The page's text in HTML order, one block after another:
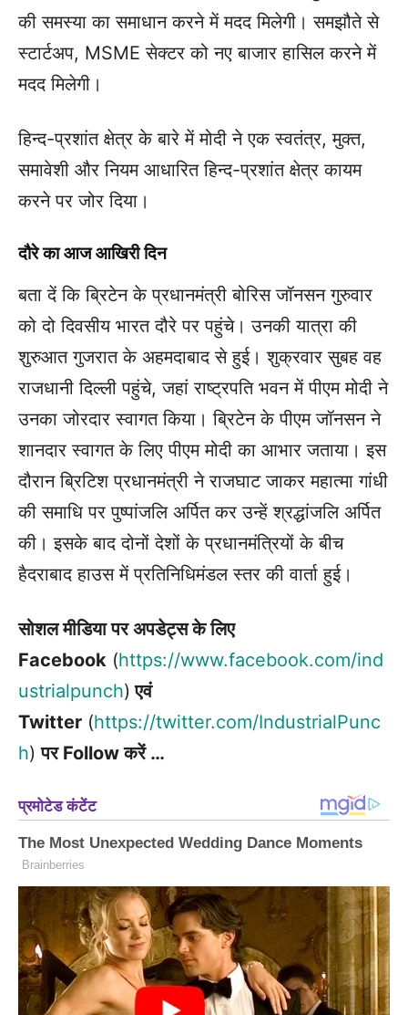
की समस्या का समाधान करने में मदद मिलेगी। समझौते से
स्टार्टअप, MSME सेक्टर को नए बाजार हासिल करने में
मदद मिलेगी।
हिन्द-प्रशांत क्षेत्र के बारे में मोदी ने एक स्वतंत्र, मुक्त,
समावेशी और नियम आधारित हिन्द-प्रशांत क्षेत्र कायम
करने पर जोर दिया।
दौरे का आज आखिरी दिन
बता दें कि ब्रिटेन के प्रधानमंत्री बोरिस जॉनसन गुरुवार
को दो दिवसीय भारत दौरे पर पहुंचे। उनकी यात्रा की
शुरुआत गुजरात के अहमदाबाद से हुई। शुक्रवार सुबह वह
राजधानी दिल्ली पहुंचे, जहां राष्ट्रपति भवन में पीएम मोदी ने
उनका जोरदार स्वागत किया। ब्रिटेन के पीएम जॉनसन ने
शानदार स्वागत के लिए पीएम मोदी का आभार जताया। इस
दौरान ब्रिटिश प्रधानमंत्री ने राजघाट जाकर महात्मा गांधी
की समाधि पर पुष्पांजलि अर्पित कर उन्हें श्रद्धांजलि अर्पित
की। इसके बाद दोनों देशों के प्रधानमंत्रियों के बीच
हैदराबाद हाउस में प्रतिनिधिमंडल स्तर की वार्ता हुई।
सोशल मीडिया पर अपडेट्स के लिए
Facebook (https://www.facebook.com/ind
ustrialpunch) एवं
Twitter (https://twitter.com/IndustrialPunc
h)पर Follow करें …